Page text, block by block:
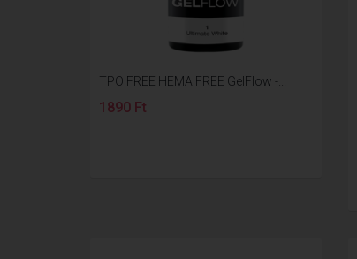
TPO FREE HEMA FREE GelFlow -...
1890 Ft